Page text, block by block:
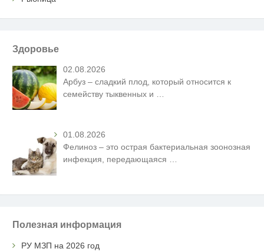
Здоровье
02.08.2026
Арбуз – сладкий плод, который относится к
семейству тыквенных и
01.08.2026
Фелиноз – это острая бактериальная зоонозная
инфекция, передающаяся …
Полезная информация
РУ МЗП на 2026 год